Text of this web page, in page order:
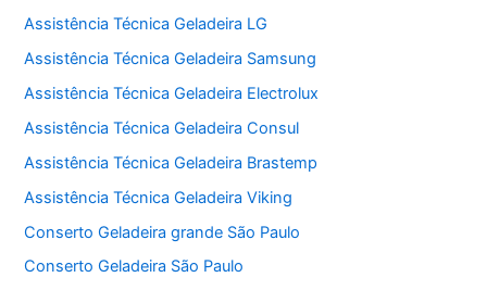
Assistência Técnica Geladeira LG
Assistência Técnica Geladeira Samsung
Assistência Técnica Geladeira Electrolux
Assistência Técnica Geladeira Consul
Assistência Técnica Geladeira Brastemp
Assistência Técnica Geladeira Viking
Conserto Geladeira grande São Paulo
Conserto Geladeira São Paulo